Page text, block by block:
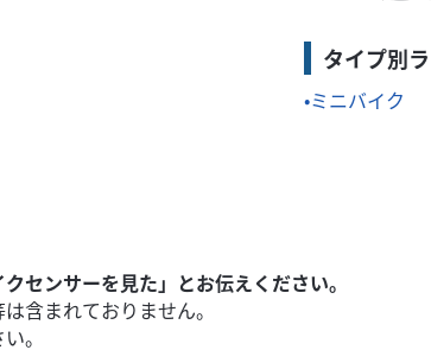
タイプ別
ミニバイク
センサーを見た」とお伝えください。
含まれておりません。
。